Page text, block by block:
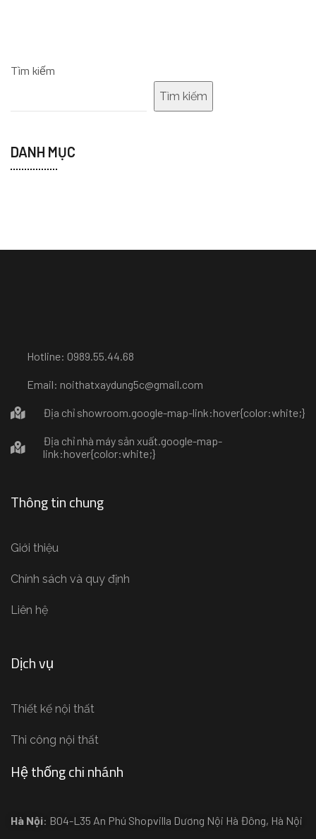
Tìm kiếm
Tìm kiếm
DANH MỤC
Hotline: 0989.55.44.68
Email: noithatxaydung5c@gmail.com
Địa chỉ showroom.google-map-link:hover{color:white;}
Địa chỉ nhà máy sản xuất.google-map-
link:hover{color:white;}
Thông tin chung
Giới thiệu
Chính sách và quy định
Liên hệ
Dịch vụ
Thiết kế nội thất
Thi công nội thất
Hệ thống chi nhánh
Hà Nội: B04-L35 An Phú Shopvilla Dương Nội Hà Đông, Hà Nội